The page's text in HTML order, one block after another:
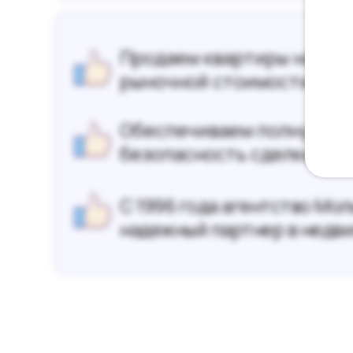
Продаем квартиры на 4-
рыночной стоимости
Обеспечиваем полную
безопасность сделки
С 1996 года агентство
надежный партнер в